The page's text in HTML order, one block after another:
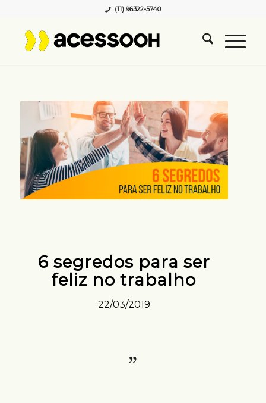
(11) 96322-5740
6 segredos para ser
feliz no trabalho
22/03/2019